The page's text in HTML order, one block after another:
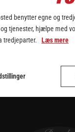
ved at vinde det
hvor det er sjovest.
ogNykøbing
vil se ud, og det
benytter egne og
tjenester, hjælpe med
tredjeparter. Læs mere